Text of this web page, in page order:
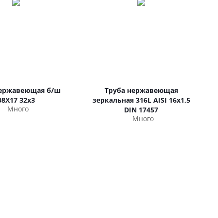
б/ш
32х3
Много
Труба нержавеющая
зеркальная 316L AISI 16х1,5
DIN 17457
Много